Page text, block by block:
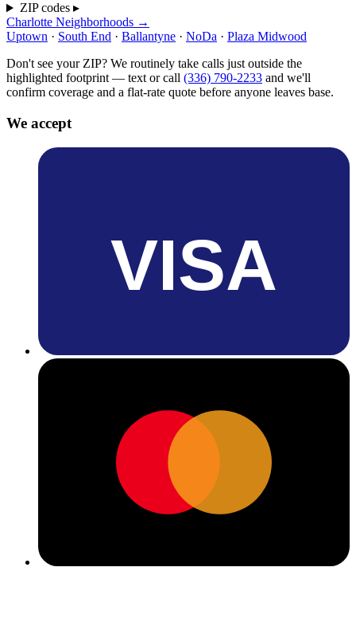
ZIP codes ▸
Charlotte Neighborhoods →
Uptown · South End · Ballantyne · NoDa · Plaza Midwood
Don't see your ZIP? We routinely take calls just outside the
highlighted footprint — text or call (336) 790-2233 and we'll
confirm coverage and a flat-rate quote before anyone leaves base.
We accept
VISA